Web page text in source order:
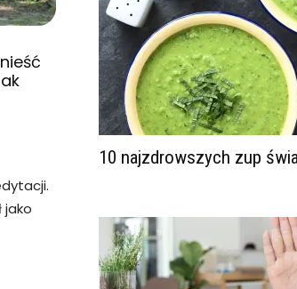
jako
10 najzdrowszych zup